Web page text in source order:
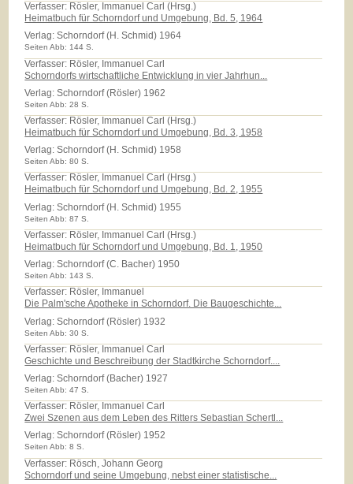
Verfasser: Rösler, Immanuel Carl (Hrsg.)
Heimatbuch für Schorndorf und Umgebung, Bd. 5, 1964
Verlag:Schorndorf (H. Schmid) 1964
Seiten Abb: 144 S.
Verfasser: Rösler, Immanuel Carl
Schorndorfs wirtschaftliche Entwicklung in vier Jahrhun...
Verlag:Schorndorf (Rösler) 1962
Seiten Abb: 28 S.
Verfasser: Rösler, Immanuel Carl (Hrsg.)
Heimatbuch für Schorndorf und Umgebung, Bd. 3, 1958
Verlag:Schorndorf (H. Schmid) 1958
Seiten Abb: 80 S.
Verfasser: Rösler, Immanuel Carl (Hrsg.)
Heimatbuch für Schorndorf und Umgebung, Bd. 2, 1955
Verlag:Schorndorf (H. Schmid) 1955
Seiten Abb: 87 S.
Verfasser: Rösler, Immanuel Carl (Hrsg.)
Heimatbuch für Schorndorf und Umgebung, Bd. 1, 1950
Verlag:Schorndorf (C. Bacher) 1950
Seiten Abb: 143 S.
Verfasser: Rösler, Immanuel
Die Palm'sche Apotheke in Schorndorf. Die Baugeschichte...
Verlag:Schorndorf (Rösler) 1932
Seiten Abb: 30 S.
Verfasser: Rösler, Immanuel Carl
Geschichte und Beschreibung der Stadtkirche Schorndorf....
Verlag:Schorndorf (Bacher) 1927
Seiten Abb: 47 S.
Verfasser: Rösler, Immanuel Carl
Zwei Szenen aus dem Leben des Ritters Sebastian Schertl...
Verlag:Schorndorf (Rösler) 1952
Seiten Abb: 8 S.
Verfasser: Rösch, Johann Georg
Schorndorf und seine Umgebung, nebst einer statistische...